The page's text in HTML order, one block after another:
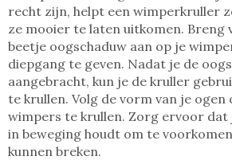
recht zijn, helpt een wimperkruller
ze mooier te laten uitkomen. Breng
beetje oogschaduw aan op je
diepgang te geven. Nadat je de
aangebracht, kun je de kruller
te krullen. Volg de vorm van je
wimpers te krullen. Zorg ervoor
in beweging houdt om te
kunnen breken.